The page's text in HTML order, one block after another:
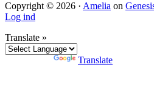
Copyright © 2026 · Amelia on
Log ind
Translate »
Translate